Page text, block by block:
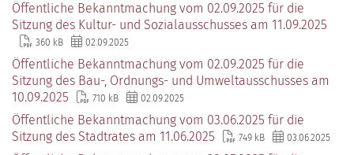
Öffentliche Bekanntmachung vom 02.09.2025 für die
Sitzung des Kultur- und Sozialausschusses am 11.09.2025
360 kB 02.09.2025
Öffentliche Bekanntmachung vom 02.09.2025 für die
Sitzung des Bau-, Ordnungs- und Umweltausschusses am
10.09.2025
710 kB 02.09.2025
Öffentliche Bekanntmachung vom 03.06.2025 für die
Sitzung des Stadtrates am 11.06.2025
749 kB 03.06.2025